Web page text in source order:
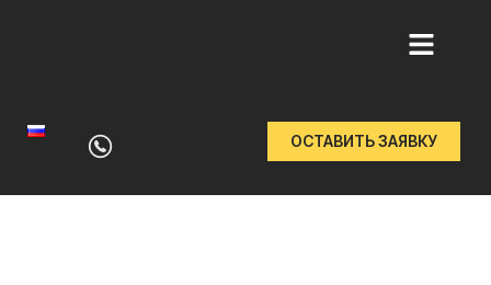
содержимому
ОСТАВИТЬ ЗАЯВКУ